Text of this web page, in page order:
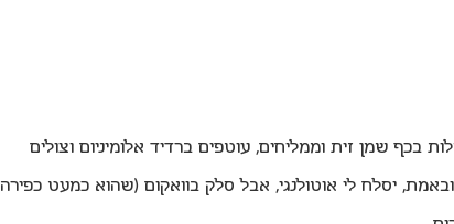
קלות בכף שמן זית וממליחים, עוטפים ברדיד אלומיניום וצולים
שעות בחום גבוה (220 מעלות). ובאמת, יסלח לי אוטולנגי, אבל סלק בוואקום (שהוא כמעט כפירה